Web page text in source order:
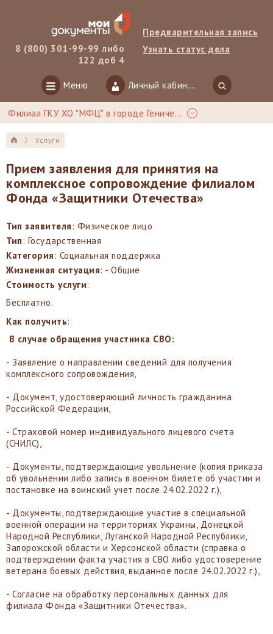
8 (800) 301-99-99 либо
122 доб 4
Предварительная запись
Узнать статус дела
Меню Личный кабинет
Филиал ГКУ ХО "МФЦ" в городе Геническ
Услуги
Прием заявления для принятия на
комплексное сопровождение филиалом
Фонда «Защитники Отечества»
Тип заявителя: Физическое лицо
Тип: Государственная
Категория: Социальная поддержка
Жизненная ситуация: - Общие
Стоимость услуги:
Бесплатно.
Как получить:
В случае обращения участника СВО:
- Заявление о направлении сведений для получения
комплексного сопровождения,
- Документ, удостоверяющий личность гражданина
Российской Федерации,
- Страховой номер индивидуального лицевого счета
(СНИЛС),
- Документы, подтверждающие увольнение (копия приказа
об увольнении либо запись в военном билете об участии и
постановке на воинский учет после 24.02.2022 г.),
- Документы, подтверждающие участие в специальной
военной операции на территориях Украины, Донецкой
Народной Республики, Луганской Народной Республики,
Запорожской области и Херсонской области (справка о
подтверждении факта участия в СВО либо удостоверение
ветерана боевых действия, выданное после 24.02.2022 г.),
- Согласие на обработку персональных данных для
филиала Фонда «Защитники Отечества».